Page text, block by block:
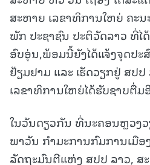
ສະຫາຍ ເລຂາທິການໃຫຍ່ ຄະ
ພັກ ປະຊາຊົນ ປະຕິວັດລາວ ທີ່ໄ
ອົບອຸ່ນ,ພ້ອມນີ້ຍັງໄດ້ແຈ້ງຈຸດປະ
ຢ້ຽມຢາມ ແລະ ເຮັດວຽກຢູ່ ສປ
ເລຂາທິການໃຫຍ່ໄດ້ຮັບຊາບຕື່ມ
ໃນວັນດຽວກັນ ທີ່ນະຄອນຫຼວງ
ພາວັນ ກຳມະການກົມການເມື
ລັດຖະມົນຕີແຫ່ງ ສປປ ລາວ, ສ